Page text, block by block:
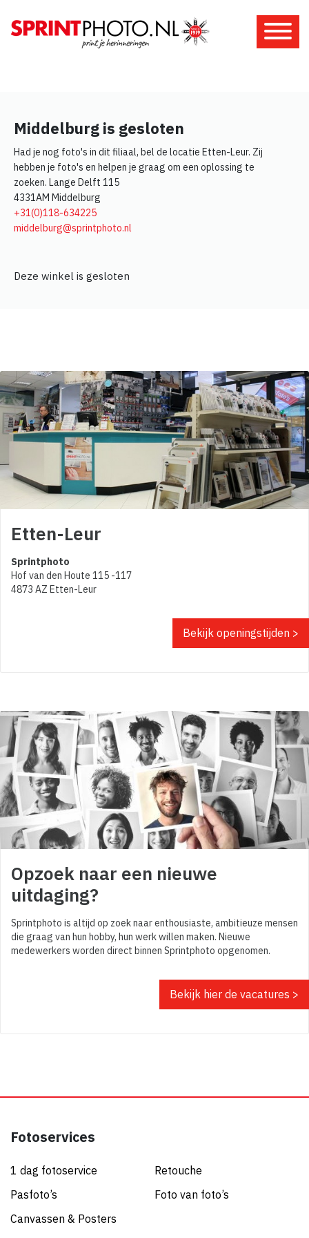
Middelburg is gesloten
Had je nog foto's in dit filiaal, bel de locatie Etten-Leur. Zij
hebben je foto's en helpen je graag om een oplossing te
zoeken. Lange Delft 115
4331AM Middelburg
+31(0)118-634225
middelburg@sprintphoto.nl
Deze winkel is gesloten
Etten-Leur
Sprintphoto
Hof van den Houte 115 -117
4873 AZ Etten-Leur
Bekijk openingstijden >
Opzoek naar een nieuwe
uitdaging?
Sprintphoto is altijd op zoek naar enthousiaste, ambitieuze mensen
die graag van hun hobby, hun werk willen maken. Nieuwe
medewerkers worden direct binnen Sprintphoto opgenomen.
Bekijk hier de vacatures >
Fotoservices
1 dag fotoservice
Retouche
Pasfoto’s
Foto van foto’s
Canvassen & Posters